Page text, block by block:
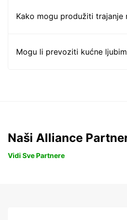
Kako mogu produžiti trajanje
Mogu li prevoziti kućne
Naši Alliance
Vidi Sve Partnere